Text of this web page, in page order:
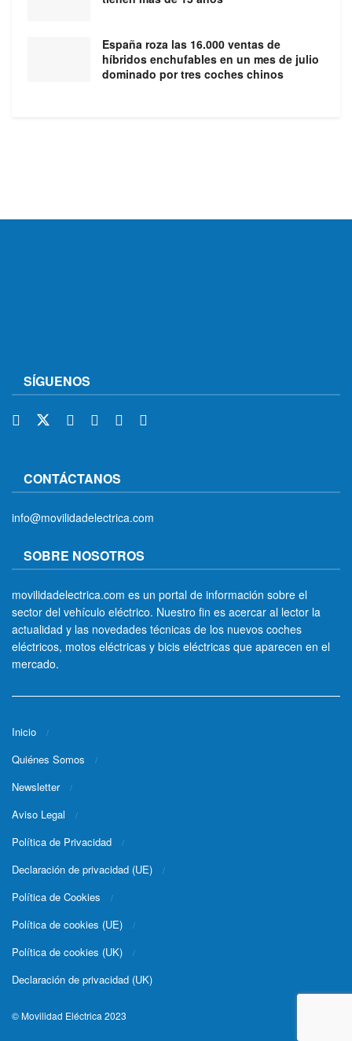
España roza las 16.000 ventas de
híbridos enchufables en un mes de julio
dominado por tres coches chinos
SÍGUENOS
CONTÁCTANOS
info@movilidadelectrica.com
SOBRE NOSOTROS
movilidadelectrica.com es un portal de información sobre el
sector del vehículo eléctrico. Nuestro fin es acercar al lector la
actualidad y las novedades técnicas de los nuevos coches
eléctricos, motos eléctricas y bicis eléctricas que aparecen en el
mercado.
Inicio
Quiénes Somos
Newsletter
Aviso Legal
Política de Privacidad
Declaración de privacidad (UE)
Política de Cookies
Política de cookies (UE)
Política de cookies (UK)
Declaración de privacidad (UK)
© Movilidad Eléctrica 2023